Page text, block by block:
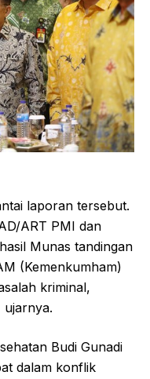
laporan tersebut.
ART PMI dan
Munas tandingan
(Kemenkumham)
kriminal,
ujarnya.
Budi Gunadi
dalam konflik